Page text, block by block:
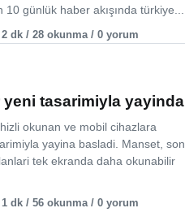
10 günlük haber akışında türkiye...
dk / 28 okunma / 0 yorum
yeni tasarimiyla yayinda
okunan ve mobil cihazlara
yayina basladi. Manset, son
tek ekranda daha okunabilir
dk / 56 okunma / 0 yorum